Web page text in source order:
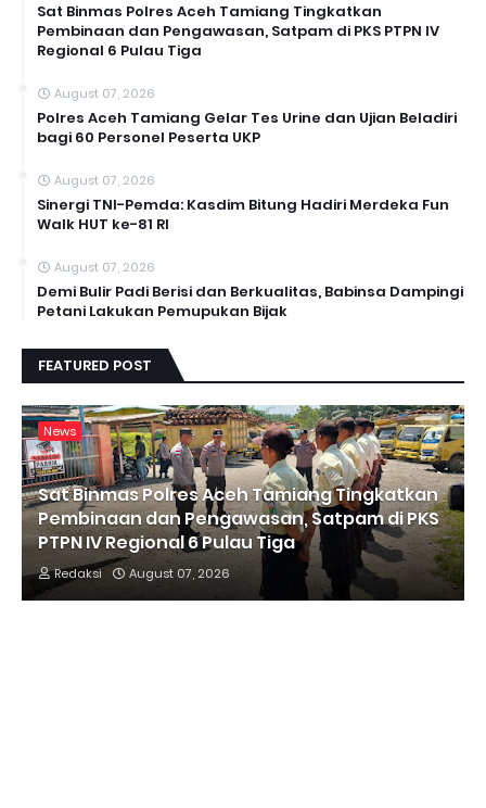
Sat Binmas Polres Aceh Tamiang Tingkatkan
Pembinaan dan Pengawasan, Satpam di PKS PTPN IV
Regional 6 Pulau Tiga
August 07, 2026
Polres Aceh Tamiang Gelar Tes Urine dan Ujian Beladiri
bagi 60 Personel Peserta UKP
August 07, 2026
Sinergi TNI-Pemda: Kasdim Bitung Hadiri Merdeka Fun
Walk HUT ke-81 RI
August 07, 2026
Demi Bulir Padi Berisi dan Berkualitas, Babinsa Dampingi
Petani Lakukan Pemupukan Bijak
FEATURED POST
News
Sat Binmas Polres Aceh Tamiang Tingkatkan
Pembinaan dan Pengawasan, Satpam di PKS
PTPN IV Regional 6 Pulau Tiga
Redaksi August 07, 2026